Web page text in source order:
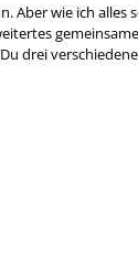
Aber wie ich alles
drei